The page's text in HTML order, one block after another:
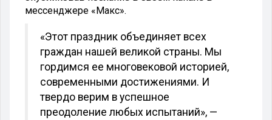
мессенджере «Макс».
«Этот праздник объединяет всех
граждан нашей великой страны. Мы
гордимся ее многовековой историей,
современными достижениями. И
твердо верим в успешное
преодоление любых испытаний», —